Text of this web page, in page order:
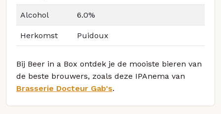
Alcohol 6.0%
Herkomst Puidoux
Bij Beer in a Box ontdek je de mooiste bieren van
de beste brouwers, zoals deze IPAnema van
Brasserie Docteur Gab's.